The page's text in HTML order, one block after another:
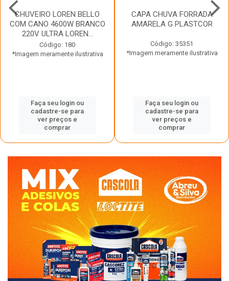
CHUVEIRO LOREN BELLO
COM CANO 4600W BRANCO
220V ULTRA LOREN...
Código: 180
*Imagem meramente ilustrativa
Faça seu login ou
cadastre-se para
ver preços e
comprar
CAPA CHUVA FORRADA
AMARELA G PLASTCOR
Código: 35351
*Imagem meramente ilustrativa
Faça seu login ou
cadastre-se para
ver preços e
comprar